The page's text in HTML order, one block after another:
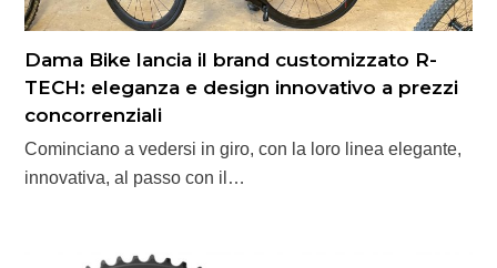
Dama Bike lancia il brand customizzato R-
TECH: eleganza e design innovativo a prezzi
concorrenziali
Cominciano a vedersi in giro, con la loro linea elegante,
innovativa, al passo con il…